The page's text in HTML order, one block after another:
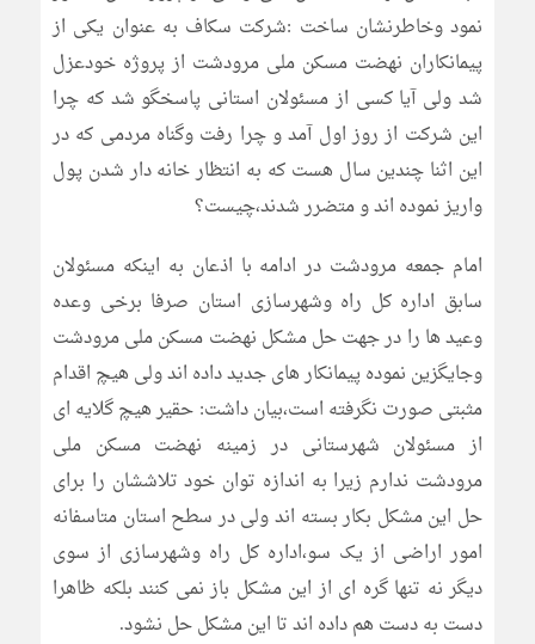
نمود وخاطرنشان ساخت :شرکت سکاف به عنوان یکی از
پیمانکاران نهضت مسکن ملی مرودشت از پروژه خودعزل
شد ولی آیا کسی از مسئولان استانی پاسخگو شد که چرا
این شرکت از روز اول آمد و چرا رفت وگناه مردمی که در
این اثنا چندین سال هست که به انتظار خانه دار شدن پول
واریز نموده اند و متضرر شدند،چیست؟
امام جمعه مرودشت در ادامه با اذعان به اینکه مسئولان
سابق اداره کل راه وشهرسازی استان صرفا برخی وعده
وعید ها را در جهت حل مشکل نهضت مسکن ملی مرودشت
وجایگزین نموده پیمانکار های جدید داده اند ولی هیچ اقدام
مثبتی صورت نگرفته است،بیان داشت: حقیر هیچ گلایه ای
از مسئولان شهرستانی در زمینه نهضت مسکن ملی
مرودشت ندارم زیرا به اندازه توان خود تلاششان را برای
حل این مشکل بکار بسته اند ولی در سطح استان متاسفانه
امور اراضی از یک سو،اداره کل راه وشهرسازی از سوی
دیگر نه تنها گره ای از این مشکل باز نمی کنند بلکه ظاهرا
دست به دست هم داده اند تا این مشکل حل نشود.